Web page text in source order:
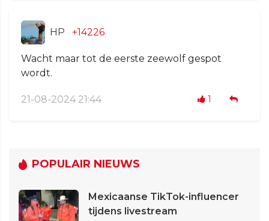
HP +14226
Wacht maar tot de eerste zeewolf gespot
wordt.
21-08-2024 21:44 1
POPULAIR NIEUWS
Mexicaanse TikTok-influencer
tijdens livestream